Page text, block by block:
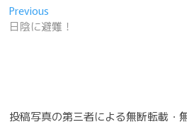
投
稿
ー
Previous
post:
日陰に避難！
投稿写真の第三者による無断転載・